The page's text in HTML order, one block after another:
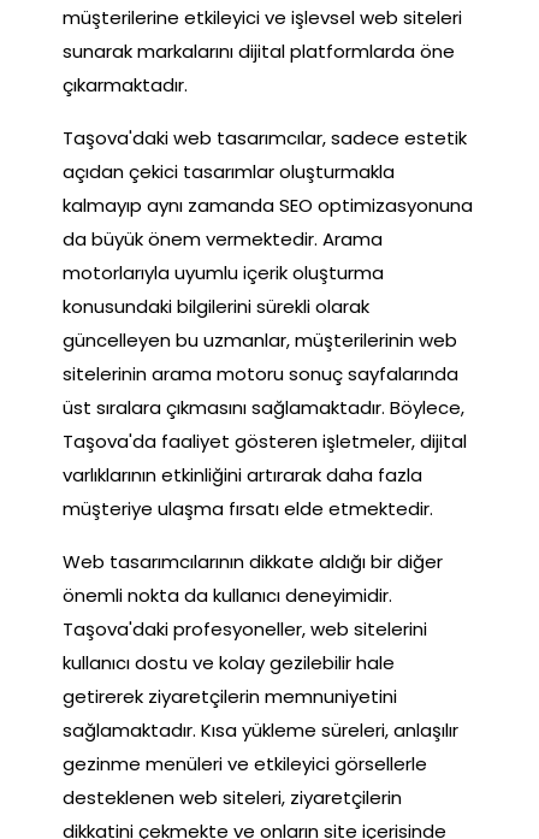
müşterilerine etkileyici ve işlevsel web siteleri
sunarak markalarını dijital platformlarda öne
çıkarmaktadır.
Taşova'daki web tasarımcılar, sadece estetik
açıdan çekici tasarımlar oluşturmakla
kalmayıp aynı zamanda SEO optimizasyonuna
da büyük önem vermektedir. Arama
motorlarıyla uyumlu içerik oluşturma
konusundaki bilgilerini sürekli olarak
güncelleyen bu uzmanlar, müşterilerinin web
sitelerinin arama motoru sonuç sayfalarında
üst sıralara çıkmasını sağlamaktadır. Böylece,
Taşova'da faaliyet gösteren işletmeler, dijital
varlıklarının etkinliğini artırarak daha fazla
müşteriye ulaşma fırsatı elde etmektedir.
Web tasarımcılarının dikkate aldığı bir diğer
önemli nokta da kullanıcı deneyimidir.
Taşova'daki profesyoneller, web sitelerini
kullanıcı dostu ve kolay gezilebilir hale
getirerek ziyaretçilerin memnuniyetini
sağlamaktadır. Kısa yükleme süreleri, anlaşılır
gezinme menüleri ve etkileyici görsellerle
desteklenen web siteleri, ziyaretçilerin
dikkatini çekmekte ve onların site içerisinde